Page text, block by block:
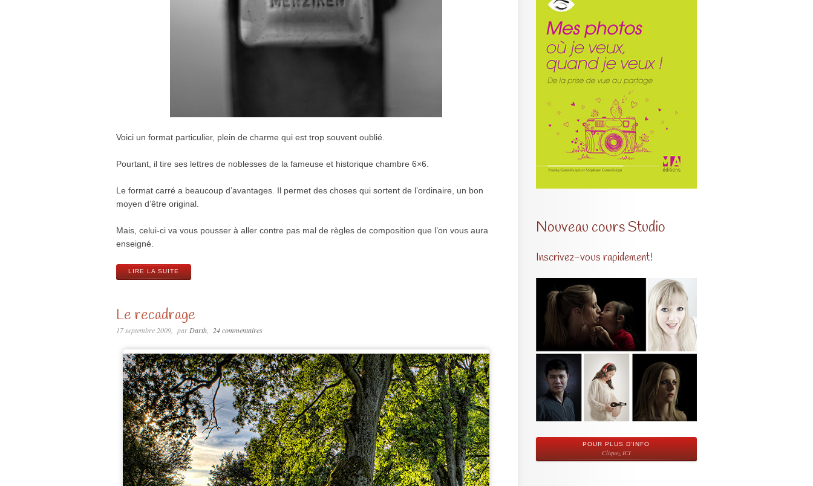
Voici un format particulier, plein de charme qui est trop souvent oublié.
Pourtant, il tire ses lettres de noblesses de la fameuse et historique chambre 6×6.
Le format carré a beaucoup d’avantages. Il permet des choses qui sortent de l’ordinaire, un bon
moyen d’être original.
Mais, celui-ci va vous pousser à aller contre pas mal de règles de composition que l’on vous aura
enseigné.
LIRE LA SUITE
Le recadrage
17 septembre 2009 parDarth 24 commentaires
Nouveau cours Studio
Inscrivez-vous rapidement!
POUR PLUS D'INFO
Cliquez ICI